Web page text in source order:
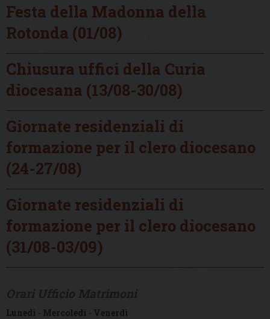
Festa della Madonna della
Rotonda (01/08)
Chiusura uffici della Curia
diocesana (13/08-30/08)
Giornate residenziali di
formazione per il clero diocesano
(24-27/08)
Giornate residenziali di
formazione per il clero diocesano
(31/08-03/09)
Lunedì - Mercoledì - Venerdì